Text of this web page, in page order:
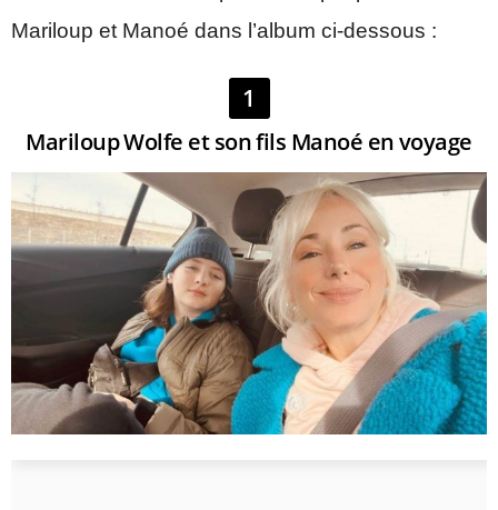
Mariloup et Manoé dans l’album ci-dessous :
1
Mariloup Wolfe et son fils Manoé en voyage